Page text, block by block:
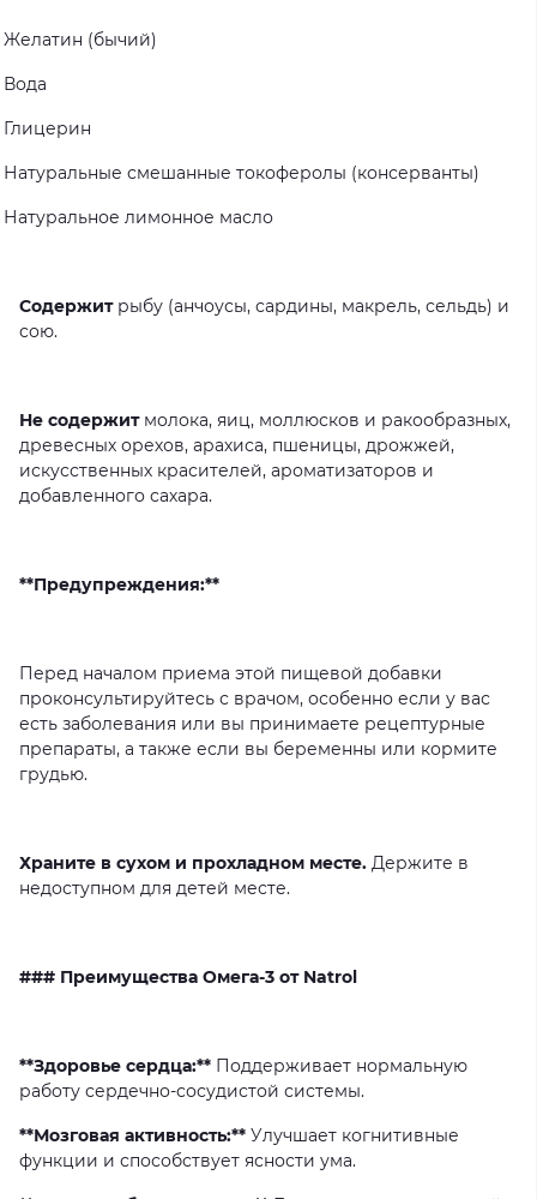
Желатин (бычий)
Вода
Глицерин
Натуральные смешанные токоферолы (консерванты)
Натуральное лимонное масло
Содержит рыбу (анчоусы, сардины, макрель, сельдь) и
сою.
Не содержит молока, яиц, моллюсков и ракообразных,
древесных орехов, арахиса, пшеницы, дрожжей,
искусственных красителей, ароматизаторов и
добавленного сахара.
**Предупреждения:**
Перед началом приема этой пищевой добавки
проконсультируйтесь с врачом, особенно если у вас
есть заболевания или вы принимаете рецептурные
препараты, а также если вы беременны или кормите
грудью.
Храните в сухом и прохладном месте. Держите в
недоступном для детей месте.
### Преимущества Омега-3 от Natrol
**Здоровье сердца:** Поддерживает нормальную
работу сердечно-сосудистой системы.
**Мозговая активность:** Улучшает когнитивные
функции и способствует ясности ума.